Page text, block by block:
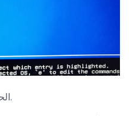
الحذاء في نظام التشغيل من اختيارك.